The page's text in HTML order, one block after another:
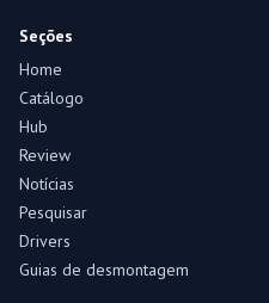
Seções
Home
Catálogo
Hub
Review
Notícias
Pesquisar
Drivers
Guias de desmontagem